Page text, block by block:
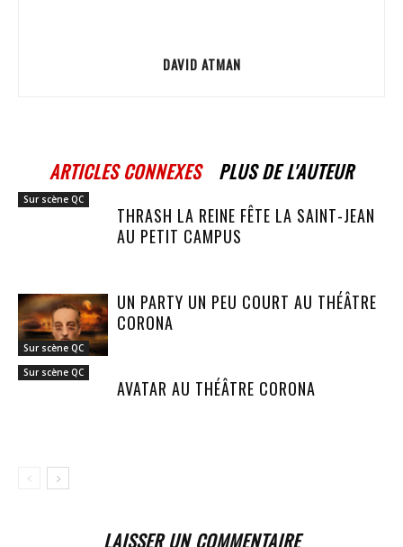
DAVID ATMAN
ARTICLES CONNEXES PLUS DE L'AUTEUR
Sur scène QC
THRASH LA REINE FÊTE LA SAINT-JEAN
AU PETIT CAMPUS
Sur scène QC
UN PARTY UN PEU COURT AU THÉÂTRE
CORONA
Sur scène QC
AVATAR AU THÉÂTRE CORONA
LAISSER UN COMMENTAIRE